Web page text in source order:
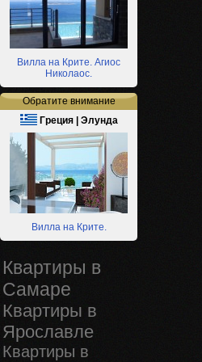
Вилла на Крите. Агиос
Николаос.
Обратите внимание
Греция | Элунда
Вилла на Крите.
Квартиры в
Самаре
Квартиры в
Ярославле
Квартиры в